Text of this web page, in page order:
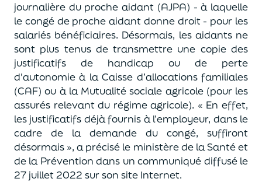
journalière du proche aidant (AJPA) - à laquelle
le congé de proche aidant donne droit - pour les
salariés bénéficiaires. Désormais, les aidants ne
sont plus tenus de transmettre une copie des
justificatifs de handicap ou de perte
d'autonomie à la Caisse d’allocations familiales
(CAF) ou à la Mutualité sociale agricole (pour les
assurés relevant du régime agricole). « En effet,
les justificatifs déjà fournis à l’employeur, dans le
cadre de la demande du congé, suffiront
désormais », a précisé le ministère de la Santé et
de la Prévention dans un communiqué diffusé le
27 juillet 2022 sur son site Internet.